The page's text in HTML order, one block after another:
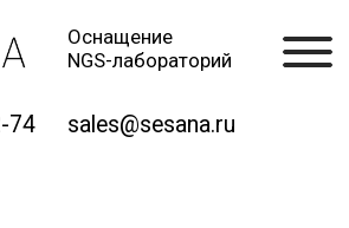
Оснащение
NGS-лабораторий